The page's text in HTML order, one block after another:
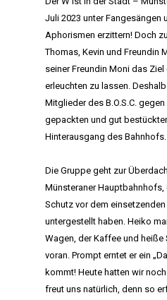
Juli 2023 unter Fangesängen
Aphorismen erzittern! Doch
Thomas, Kevin und Freundin
seiner Freundin Moni das
erleuchten zu lassen.
Mitglieder des B.O.S.C. gegen
gepackten und gut
Hinterausgang des Bahnhofs.
Die Gruppe geht zur
Münsteraner
Schutz vor dem
untergestellt haben. Heiko
Wagen, der Kaffee und
voran. Prompt erntet er ein
kommt! Heute hatten wir
freut uns natürlich, denn so